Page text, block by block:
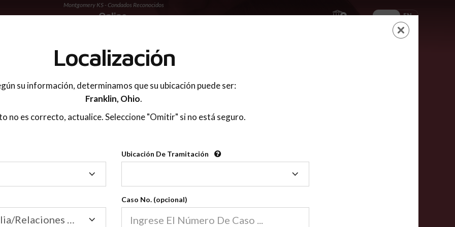
Montgomery KS - Condados Reconocidos
ES EN
LOGIN
Condados Reconocidos
2600
Condados
Nuestras clases de crianza compartida en línea están acreditadas en más de
2600 condados.
Las clases para padres en línea cumplen la mayoría de las normas nacionales
Localización
su información, determinamos que su ubicación puede ser:
Franklin, Ohio.
no es correcto, actualice. Seleccione "Omitir" si no está seguro.
Ubicación De Tramitación
Tramitación
Tribunal de Familia/Relaciones Domésticas
Caso No. (opcional)